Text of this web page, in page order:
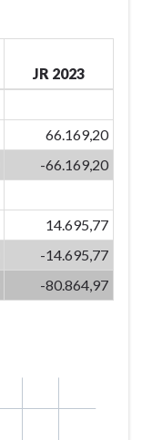
JR 2023
66.169,20
-66.169,20
14.695,77
-14.695,77
-80.864,97